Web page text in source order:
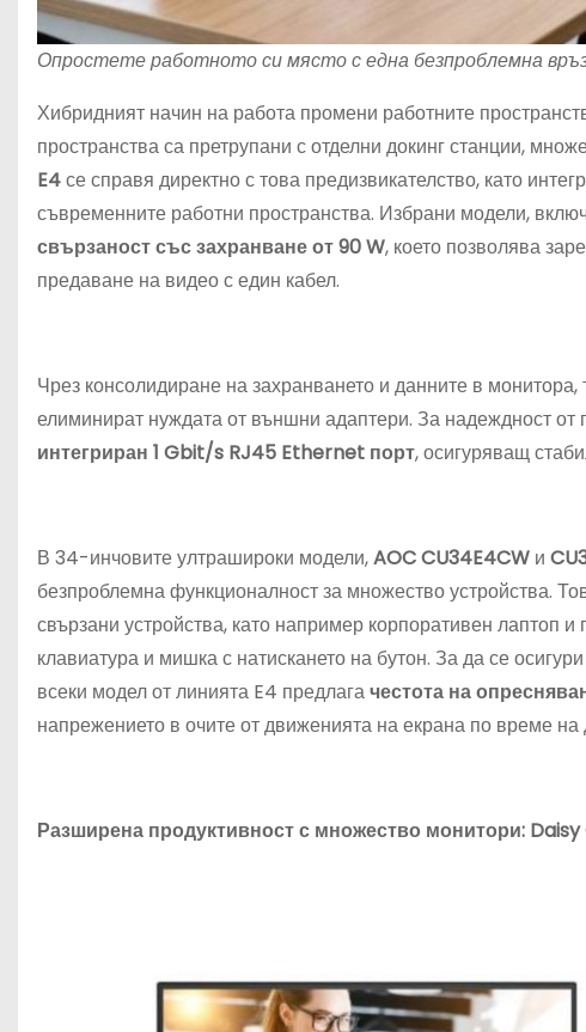
Опростете работното си място с една безпроблемна
Хибридният начин на работа промени работните
пространства са претрупани с отделни докинг станции,
E4се справя директно с това предизвикателство, като
съвременните работни пространства. Избрани модели,
свързаност със захранване от 90 W, което позволява
предаване на видео с един кабел.
Чрез консолидиране на захранването и данните в
елиминират нуждата от външни адаптери. За надеждност
интегриран 1 Gbit/s RJ45 Ethernet порт, осигуряващ
В 34-инчовите ултрашироки модели,AOC CU34E4CW и
безпроблемна функционалност за множество устройства.
свързани устройства, като например корпоративен лаптоп
клавиатура и мишка с натискането на бутон. За да се
всеки модел от линията E4 предлагачестота на
напрежението в очите от движенията на екрана по време на
Разширена продуктивност с множество монитори: Daisy